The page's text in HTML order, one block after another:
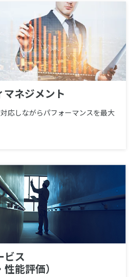
マネジメント
応しながらパフォーマンスを最大
ビス
性能評価）